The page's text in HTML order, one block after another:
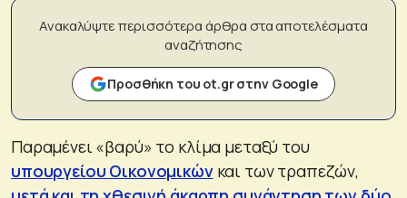
Ανακαλύψτε περισσότερα άρθρα στα αποτελέσματα
αναζήτησης
Προσθήκη του ot.gr στην Google
Παραμένει «βαρύ» το κλίμα μεταξύ του
υπουργείου Οικονομικώνκαι των τραπεζών,